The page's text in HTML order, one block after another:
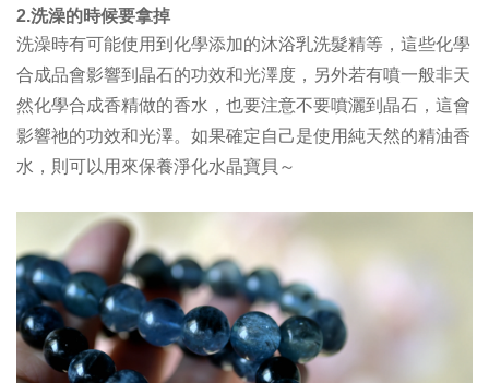
2.洗澡的時候要拿掉
洗澡時有可能使用到化學添加的沐浴乳洗髮精等，這些化學
合成品會影響到晶石的功效和光澤度，另外若有噴一般非天
然化學合成香精做的香水，也要注意不要噴灑到晶石，這會
影響祂的功效和光澤。 如果確定自己是使用純天然的精油香
水，則可以用來保養淨化水晶寶貝～